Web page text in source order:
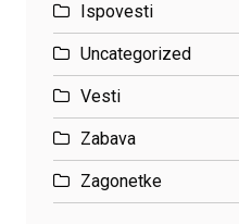
Ispovesti
Uncategorized
Vesti
Zabava
Zagonetke